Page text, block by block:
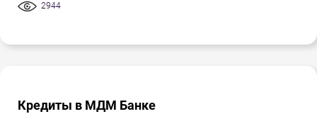
2944
Кредиты в МДМ Банке